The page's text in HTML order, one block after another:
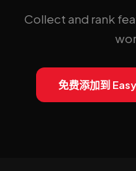
Collect and rank
免费添加到